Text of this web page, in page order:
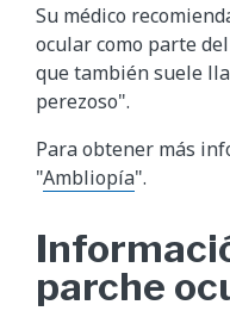
Su médico
ocular como parte
que también suele
perezoso".
Para obtener más
"Ambliopía".
parche